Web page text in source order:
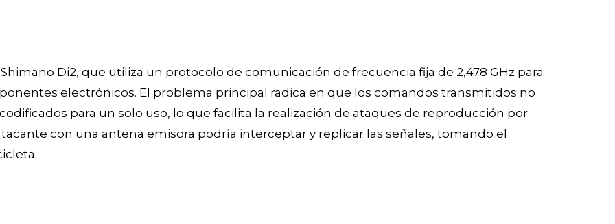
Di2, que utiliza un protocolo de comunicación de frecuencia fija de 2,478 GHz para
electrónicos. El problema principal radica en que los comandos transmitidos no
para un solo uso, lo que facilita la realización de ataques de reproducción por
con una antena emisora podría interceptar y replicar las señales, tomando el